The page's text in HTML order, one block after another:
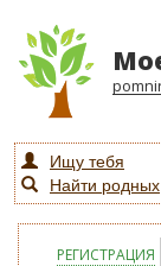
Ищу тебя
Найти родных
РЕГИСТРАЦИЯ